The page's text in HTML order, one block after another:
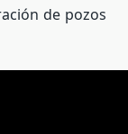
de pozos